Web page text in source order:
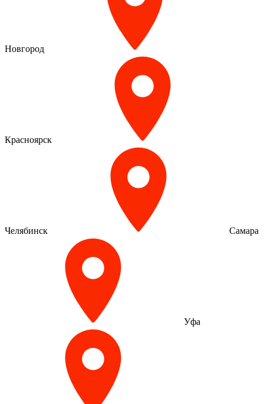
Новгород
Красноярск
Челябинск Самара
Уфа